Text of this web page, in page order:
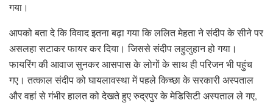
गया।
आपको बता दे कि विवाद इतना बढ़ा गया कि ललित मेहता ने संदीप के सीने पर
असलहा सटाकर फायर कर दिया। जिससे संदीप लहुलुहान हो गया।
फायरिंग की आवाज सुनकर आसपास के लोगों के साथ ही परिजन भी पहुंच
गए। तत्काल संदीप को घायलावस्था में पहले किच्छा के सरकारी अस्पताल
और वहां से गंभीर हालत को देखते हुए रुद्रपुर के मेडिसिटी अस्पताल ले गए,